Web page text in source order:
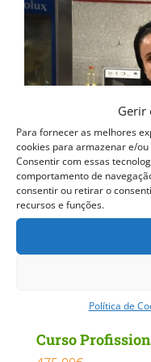
Gerir
Para fornecer as melhores
cookies para armazenar e/
Consentir com essas
comportamento de
consentir ou retirar o
recursos e funções.
Política de
Curso